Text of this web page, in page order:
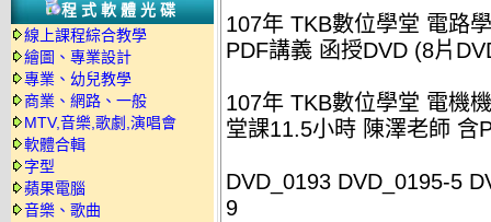
程式軟體光碟
線上課程綜合教學
繪圖、專業設計
專業、幼兒教學
商業、網路、一般
MTV,音樂,歌劇,演唱會
軟體合輯
字型
蘋果電腦
音樂、歌曲
107年 TKB數位學堂 電路
PDF講義 函授DVD (8片
107年 TKB數位學堂 電機
堂課11.5小時 陳澤老師 含
DVD_0193 DVD_0195-5
9